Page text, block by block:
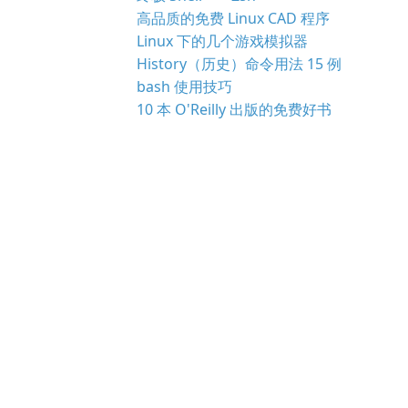
高品质的免费 Linux CAD 程序
Linux 下的几个游戏模拟器
History（历史）命令用法 15 例
bash 使用技巧
10 本 O'Reilly 出版的免费好书